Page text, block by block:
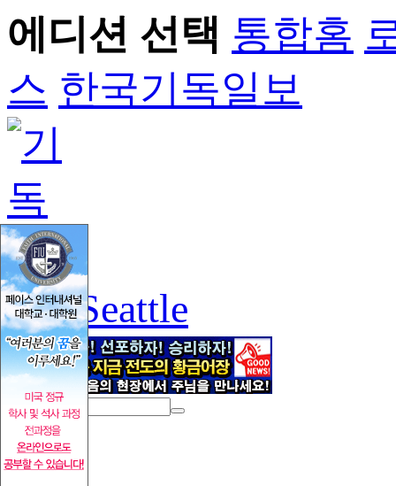
에디션 선택 통합홈
스 한국기독일보
Seattle
홈